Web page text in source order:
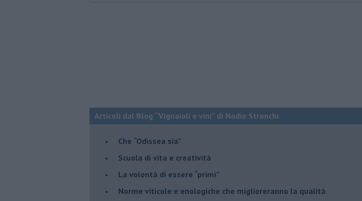
Articoli dal Blog “Vignaioli e vini” di Nadio Stronchi
​Che “Odissea sia”
Scuola di vita e creatività
​La volontà di essere “primi”
Norme viticole e enologiche che miglioreranno la qualità